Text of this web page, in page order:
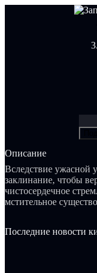
Описание
Вследствие ужасной
заклинание, чтобы
чистосердечное
мстительное
Последние новости